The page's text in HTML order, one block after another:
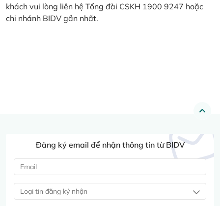
khách vui lòng liên hệ Tổng đài CSKH 1900 9247 hoặc
chi nhánh BIDV gần nhất.
Đăng ký email để nhận thông tin từ BIDV
Loại tin đăng ký nhận